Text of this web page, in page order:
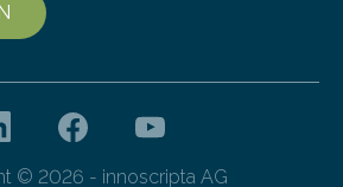
© 2026 - innoscripta AG